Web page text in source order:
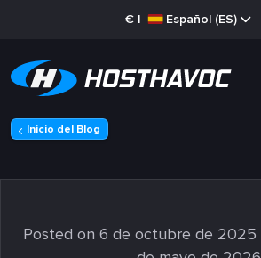
€ | Español (ES)
Inicio del Blog
Posted on 6 de octubre de 2025